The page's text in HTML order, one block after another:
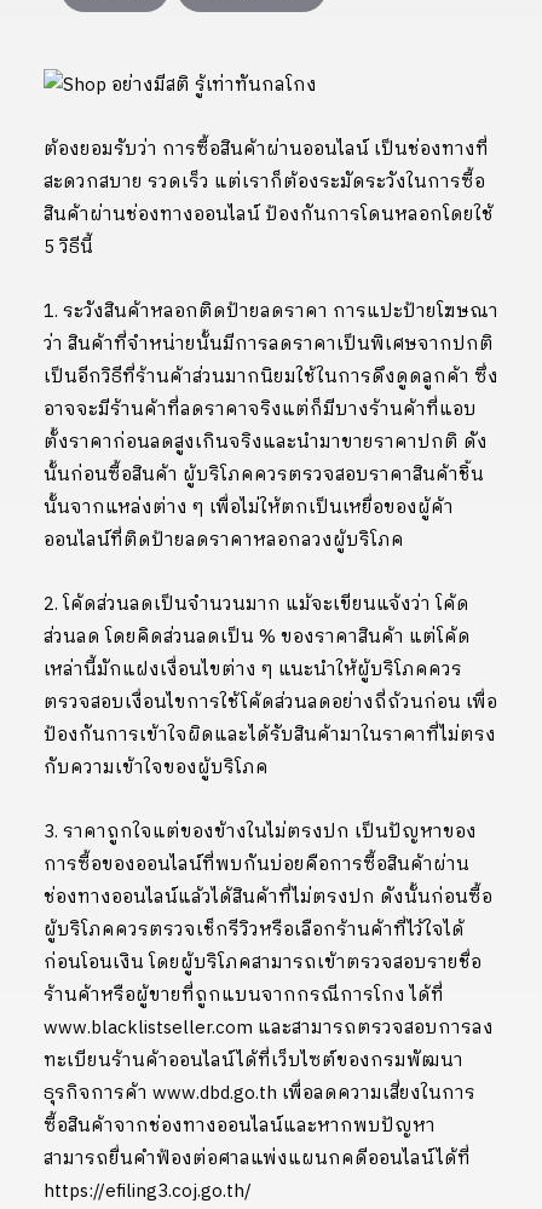
ต้องยอมรับว่า การซื้อสินค้าผ่านออนไลน์ เป็นช่องทางที่
สะดวกสบาย รวดเร็ว แต่เราก็ต้องระมัดระวังในการซื้อ
สินค้าผ่านช่องทางออนไลน์ ป้องกันการโดนหลอกโดยใช้
5 วิธีนี้
1. ระวังสินค้าหลอกติดป้ายลดราคา การแปะป้ายโฆษณา
ว่า สินค้าที่จำหน่ายนั้นมีการลดราคาเป็นพิเศษจากปกติ
เป็นอีกวิธีที่ร้านค้าส่วนมากนิยมใช้ในการดึงดูดลูกค้า ซึ่ง
อาจจะมีร้านค้าที่ลดราคาจริงแต่ก็มีบางร้านค้าที่แอบ
ตั้งราคาก่อนลดสูงเกินจริงและนำมาขายราคาปกติ ดัง
นั้นก่อนซื้อสินค้า ผู้บริโภคควรตรวจสอบราคาสินค้าชิ้น
นั้นจากแหล่งต่าง ๆ เพื่อไม่ให้ตกเป็นเหยื่อของผู้ค้า
ออนไลน์ที่ติดป้ายลดราคาหลอกลวงผู้บริโภค
2. โค้ดส่วนลดเป็นจำนวนมาก แม้จะเขียนแจ้งว่า โค้ด
ส่วนลด โดยคิดส่วนลดเป็น % ของราคาสินค้า แต่โค้ด
เหล่านี้มักแฝงเงื่อนไขต่าง ๆ แนะนำให้ผู้บริโภคควร
ตรวจสอบเงื่อนไขการใช้โค้ดส่วนลดอย่างถี่ถ้วนก่อน เพื่อ
ป้องกันการเข้าใจผิดและได้รับสินค้ามาในราคาที่ไม่ตรง
กับความเข้าใจของผู้บริโภค
3. ราคาถูกใจแต่ของข้างในไม่ตรงปก เป็นปัญหาของ
การซื้อของออนไลน์ที่พบกันบ่อยคือการซื้อสินค้าผ่าน
ช่องทางออนไลน์แล้วได้สินค้าที่ไม่ตรงปก ดังนั้นก่อนซื้อ
ผู้บริโภคควรตรวจเช็กรีวิวหรือเลือกร้านค้าที่ไว้ใจได้
ก่อนโอนเงิน โดยผู้บริโภคสามารถเข้าตรวจสอบรายชื่อ
ร้านค้าหรือผู้ขายที่ถูกแบนจากกรณีการโกง ได้ที่
www.blacklistseller.com และสามารถตรวจสอบการลง
ทะเบียนร้านค้าออนไลน์ได้ที่เว็บไซต์ของกรมพัฒนา
ธุรกิจการค้า www.dbd.go.th เพื่อลดความเสี่ยงในการ
ซื้อสินค้าจากช่องทางออนไลน์และหากพบปัญหา
สามารถยื่นคำฟ้องต่อศาลแพ่งแผนกคดีออนไลน์ได้ที่
https://efiling3.coj.go.th/